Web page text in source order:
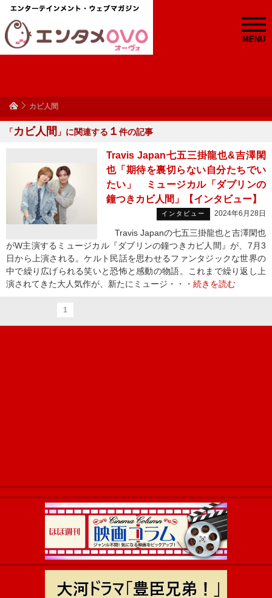
MENU
カビ人間
「カビ人間 」に関連する １ 件の記事
Travis Japan七五三掛龍也&吉澤閑
也「期待を裏切らない自分たちでい
たい」 ミュージカル「ダブリンの
鐘つきカビ人間」【インタビュー】
インタビュー 2024年6月28日
Travis Japanの七五三掛龍也と吉澤閑也
がW主演するミュージカル『ダブリンの鐘つきカビ人間』が、7月3
日から上演される。ケルト民話を思わせるファンタジックな世界の
中で繰り広げられる笑いと恐怖と感動の物語。これまで繰り返し上
演されてきた大人気作が、新たにミュージ・・・ 続きを読む
1